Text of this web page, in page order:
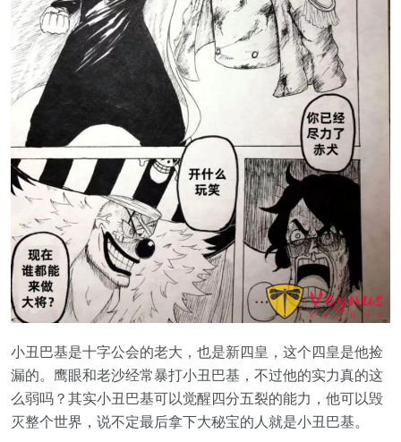
小丑巴基是十字公会的老大，也是新四皇，这个四皇是他捡
漏的。鹰眼和老沙经常暴打小丑巴基，不过他的实力真的这
么弱吗？其实小丑巴基可以觉醒四分五裂的能力，他可以毁
灭整个世界，说不定最后拿下大秘宝的人就是小丑巴基。